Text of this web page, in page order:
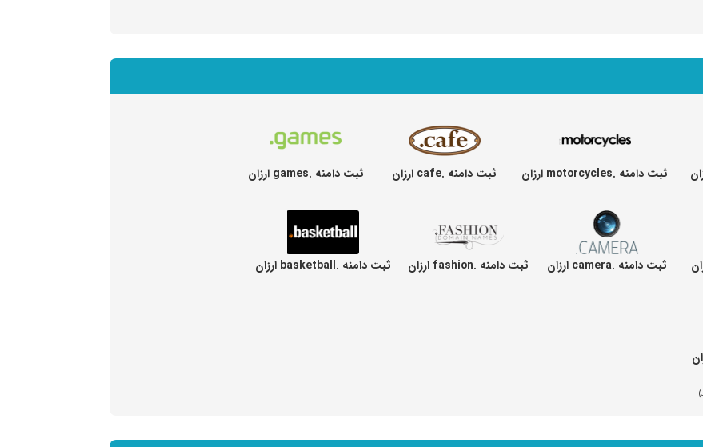
ثبت دامنه .motorcycles ارزان ثبت دامنه .cafe ارزان ثبت دامنه .games ارزان
ثبت دامنه .camera ارزان ثبت دامنه .fashion ارزان ثبت دامنه .basketball ارزان